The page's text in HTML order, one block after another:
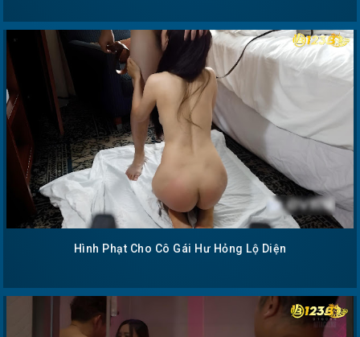
Hình Phạt Cho Cô Gái Hư Hỏng Lộ Diện